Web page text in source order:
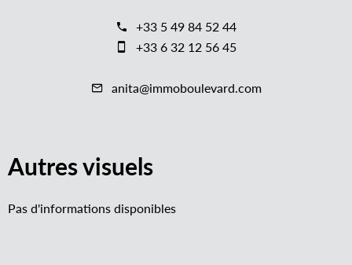
+33 5 49 84 52 44
+33 6 32 12 56 45
anita@immoboulevard.com
Autres visuels
Pas d'informations disponibles